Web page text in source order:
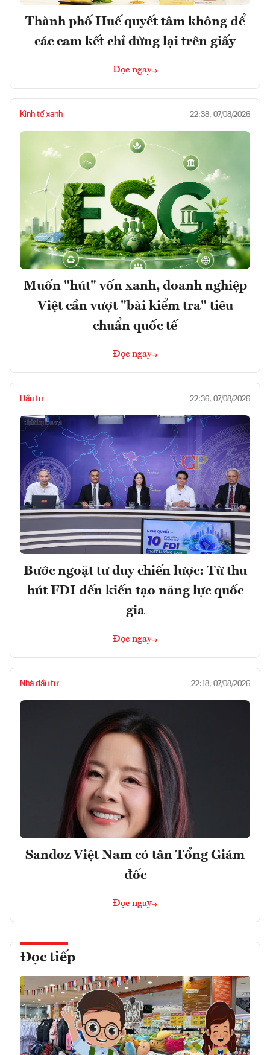
Thành phố Huế quyết tâm không để
các cam kết chỉ dừng lại trên giấy
Đọc ngay
Kinh tế xanh 22:38, 07/08/2026
Muốn "hút" vốn xanh, doanh nghiệp
Việt cần vượt "bài kiểm tra" tiêu
chuẩn quốc tế
Đọc ngay
Đầu tư 22:36, 07/08/2026
Bước ngoặt tư duy chiến lược: Từ thu
hút FDI đến kiến tạo năng lực quốc
gia
Đọc ngay
Nhà đầu tư 22:18, 07/08/2026
Sandoz Việt Nam có tân Tổng Giám
đốc
Đọc ngay
Đọc tiếp